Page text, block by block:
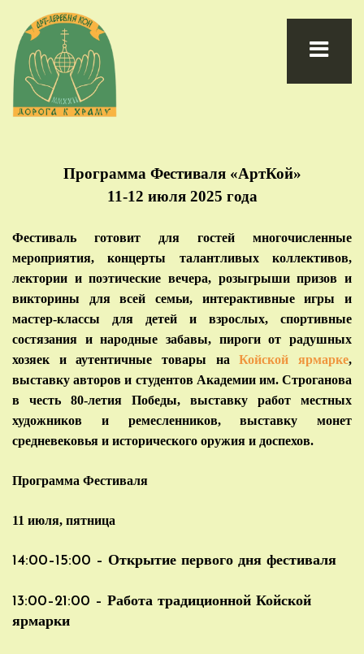
Программа Фестиваля «АртКой»
11-12 июля 2025 года
Фестиваль готовит для гостей многочисленные
мероприятия, концерты талантливых коллективов,
лектории и поэтические вечера, розыгрыши призов и
викторины для всей семьи, интерактивные игры и
мастер-классы для детей и взрослых, спортивные
состязания и народные забавы, пироги от радушных
хозяек и аутентичные товары наКойской ярмарке,
выставку авторов и студентов Академии им. Строганова
в честь 80-летия Победы, выставку работ местных
художников и ремесленников, выставку монет
средневековья и исторического оружия и доспехов.
Программа Фестиваля
11 июля, пятница
14:00–15:00 – Открытие первого дня фестиваля
13:00–21:00 – Работа традиционной Койской
ярмарки